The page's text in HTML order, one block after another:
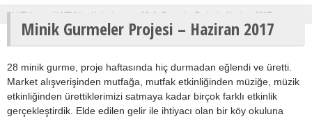
ALKEV ALKEV'den Haberler Minik Gurmeler Projesi – Haziran 2017
Minik Gurmeler Projesi – Haziran 2017
28 minik gurme, proje haftasında hiç durmadan eğlendi ve üretti.
Market alışverişinden mutfağa, mutfak etkinliğinden müziğe, müzik
etkinliğinden ürettiklerimizi satmaya kadar birçok farklı etkinlik
gerçekleştirdik. Elde edilen gelir ile ihtiyacı olan bir köy okuluna